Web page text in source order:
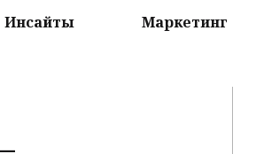
Инсайты Маркетинг